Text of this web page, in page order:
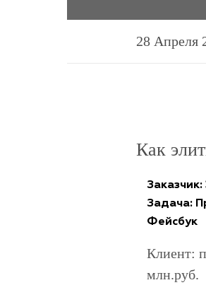
28 Апреля
Как
Задача:
Фейсбук
Клиент:
млн.руб.